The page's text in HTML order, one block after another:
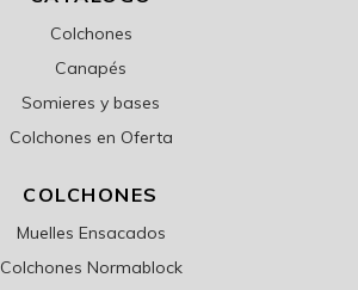
Colchones
Canapés
Somieres y bases
Colchones en Oferta
COLCHONES
Muelles Ensacados
Colchones Normablock